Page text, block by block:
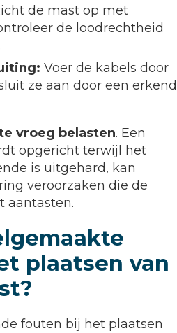
de mast op met
de loodrechtheid
Voer de kabels door
ze aan door een erkend
vroeg belasten. Een
opgericht terwijl het
is uitgehard, kan
veroorzaken die de
aantasten.
plaatsen van
fouten bij het plaatsen